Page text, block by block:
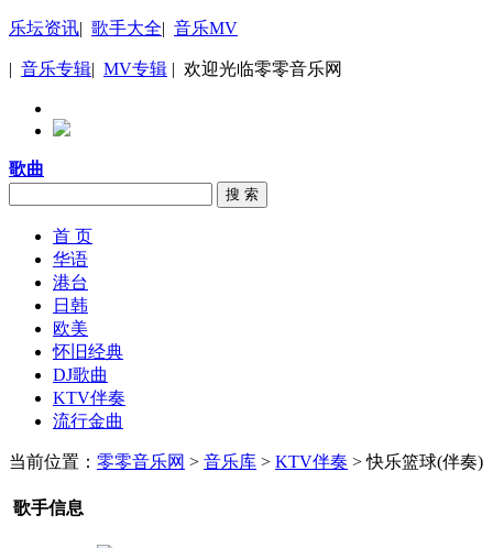
乐坛资讯| 歌手大全| 音乐MV
| 音乐专辑| MV专辑 | 欢迎光临零零音乐网
歌曲
搜 索
首 页
华语
港台
日韩
欧美
怀旧经典
DJ歌曲
KTV伴奏
流行金曲
当前位置： 零零音乐网 > 音乐库 > KTV伴奏 > 快乐篮球(伴奏)
歌手信息